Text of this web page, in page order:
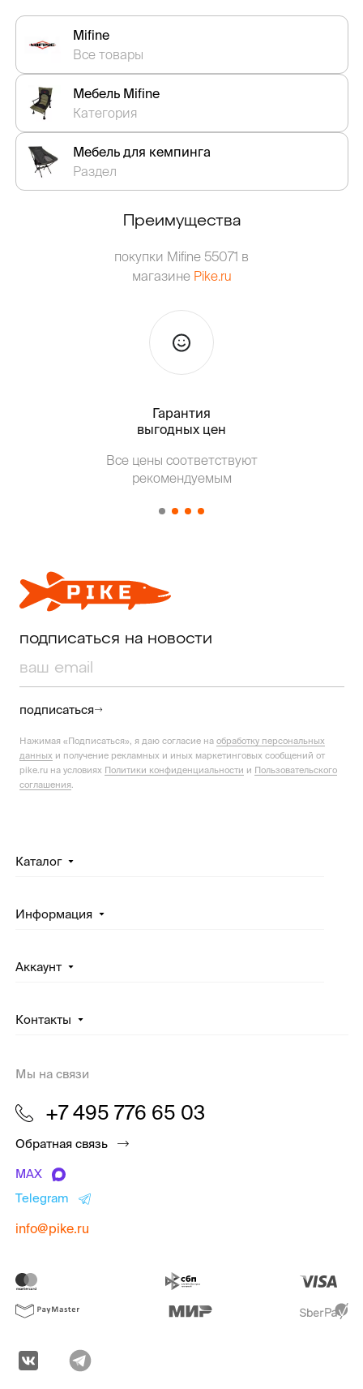
Mifine
Все товары
Мебель Mifine
Категория
Мебель для кемпинга
Раздел
Преимущества
покупки Mifine 55071 в
магазине Pike.ru
Гарантия
выгодных цен
Все цены соответствуют
рекомендуемым
подписаться на новости
подписаться
Нажимая «Подписаться», я даю согласие на обработку персональных
данныхи получение рекламных и иных маркетинговых сообщений от
pike.ru на условиях Политики конфиденциальности и Пользовательского
соглашения.
Каталог
Информация
Аккаунт
Контакты
Мы на связи
+7 495 776 65 03
Обратная связь
MAX
Telegram
info@pike.ru